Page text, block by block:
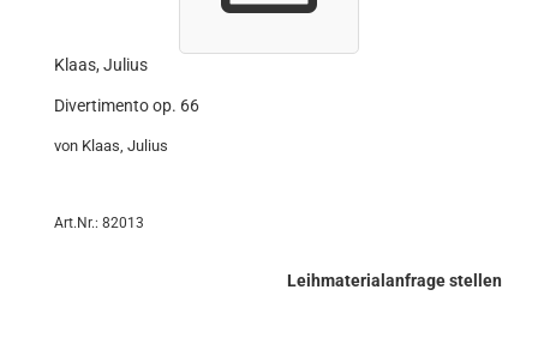
Klaas, Julius
Divertimento op. 66
von Klaas, Julius
Art.Nr.: 82013
Leihmaterialanfrage stellen